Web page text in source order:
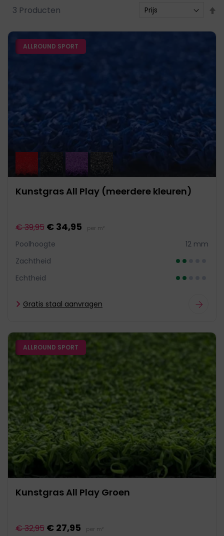
3 Producten
ALLROUND SPORT
Kunstgras All Play (meerdere kleuren)
€ 39,95 € 34,95 per m²
Poolhoogte
12 mm
Zachtheid
Echtheid
Gratis staal aanvragen
ALLROUND SPORT
Kunstgras All Play Groen
€ 32,95 € 27,95 per m²